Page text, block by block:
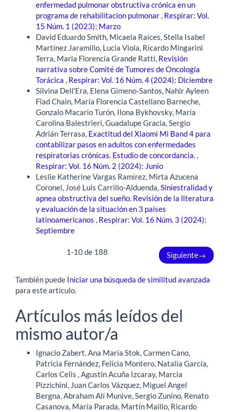
enfermedad pulmonar obstructiva crónica en un
programa de rehabilitacion pulmonar, Respirar: Vol.
15 Núm. 1 (2023): Marzo
David Eduardo Smith, Micaela Raíces, Stella Isabel
Martínez Jaramillo, Lucia Viola, Ricardo Mingarini
Terra, Maria Florencia Grande Ratti, Revisión
narrativa sobre Comité de Tumores de Oncología
Torácica , Respirar: Vol. 16 Núm. 4 (2024): Diciembre
Silvina Dell'Era, Elena Gimeno-Santos, Nahir Ayleen
Fiad Chain, María Florencia Castellano Barneche,
Gonzalo Macario Turón, Ilona Bykhovsky, María
Carolina Balestrieri, Guadalupe Gracia, Sergio
Adrián Terrasa, Exactitud del Xiaomi Mi Band 4 para
contabilizar pasos en adultos con enfermedades
respiratorias crónicas. Estudio de concordancia.,
Respirar: Vol. 16 Núm. 2 (2024): Junio
Leslie Katherine Vargas Ramirez, Mirta Azucena
Coronel, José Luis Carrillo-Alduenda,Siniestralidad y
apnea obstructiva del sueño. Revisión de la literatura
y evaluación de la situación en 3 países
latinoamericanos , Respirar: Vol. 16 Núm. 3 (2024):
Septiembre
1-10 de 188 Siguiente→
También puede Iniciar una búsqueda de similitud avanzada
para este artículo.
Artículos más leídos del
mismo autor/a
Ignacio Zabert, Ana María Stok, Carmen Cano,
Patricia Fernández, Felicia Montero, Natalia García,
Carlos Celis , Agustín Acuña Izcaray, Marcia
Pizzichini, Juan Carlos Vázquez, Miguel Angel
Bergna, Abraham Alí Munive, Sergio Zunino, Renato
Casanova, María Parada, Martín Maillo, Ricardo